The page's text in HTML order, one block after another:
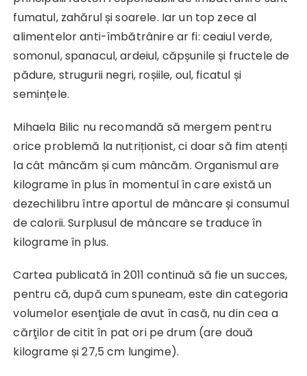
fumatul, zahărul și soarele. Iar un top zece al
alimentelor anti-îmbătrânire ar fi: ceaiul verde,
somonul, spanacul, ardeiul, căpșunile și fructele de
pădure, strugurii negri, roșiile, oul, ficatul și
semințele.
Mihaela Bilic nu recomandă să mergem pentru
orice problemă la nutriționist, ci doar să fim atenți
la cât mâncăm și cum mâncăm. Organismul are
kilograme în plus în momentul în care există un
dezechilibru între aportul de mâncare și consumul
de calorii. Surplusul de mâncare se traduce în
kilograme în plus.
Cartea publicată în 2011 continuă să fie un succes,
pentru că, după cum spuneam, este din categoria
volumelor esenţiale de avut în casă, nu din cea a
cărţilor de citit în pat ori pe drum (are două
kilograme și 27,5 cm lungime).